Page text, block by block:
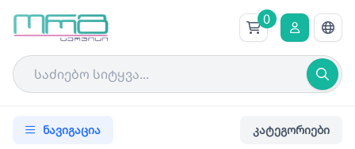
0
ნავიგაცია კატეგორიები